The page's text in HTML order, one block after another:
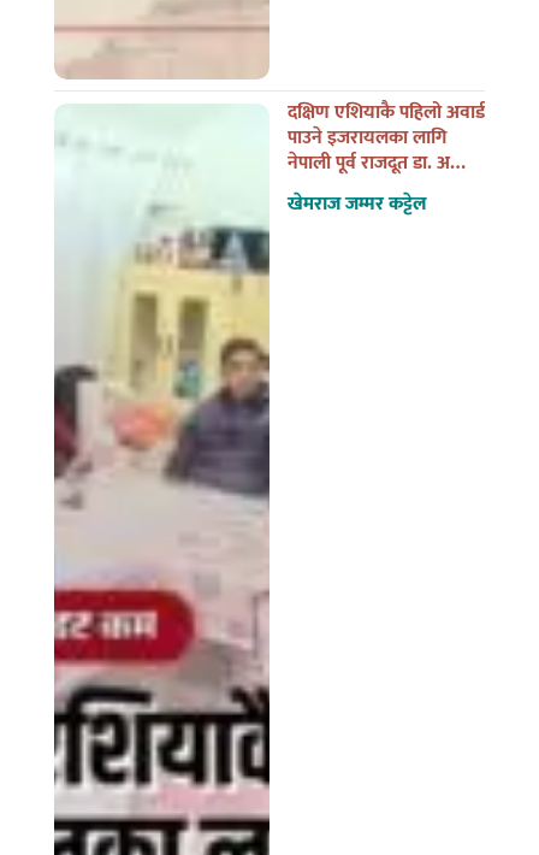
दक्षिण एशियाकै पहिलो अवार्ड
पाउने इजरायलका लागि
नेपाली पूर्व राजदूत डा. अन्जान
शाक्यसँगको त्यो भेट
खेमराज जम्मर कट्टेल